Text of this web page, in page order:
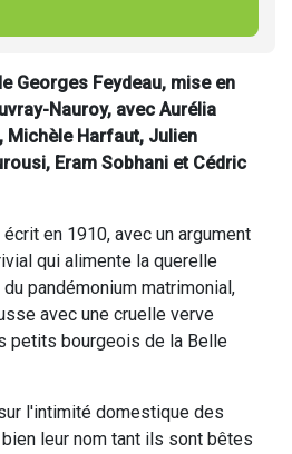
Georges Feydeau, mise en
Nauroy, avec Aurélia
Michèle Harfaut, Julien
Eram Sobhani et Cédric
écrit en 1910, avec un argument
qui alimente la querelle
pandémonium matrimonial,
avec une cruelle verve
petits bourgeois de la Belle
l'intimité domestique des
leur nom tant ils sont bêtes